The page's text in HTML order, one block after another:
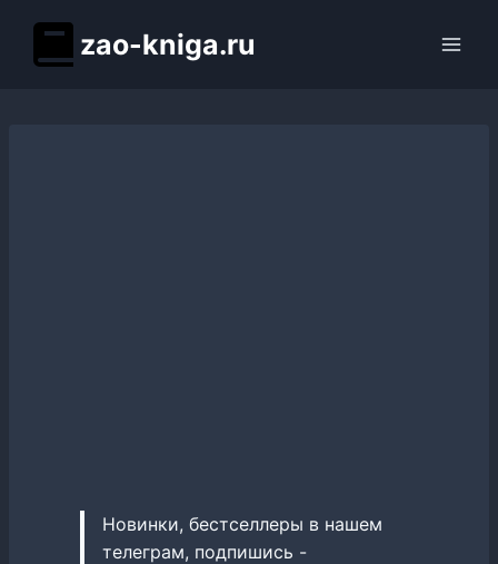
содержимому
zao-kniga.ru
Новинки, бестселлеры в нашем
телеграм, подпишись -